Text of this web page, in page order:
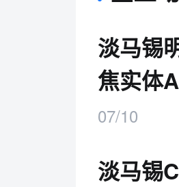
淡马锡
焦实体
07/10
淡马锡